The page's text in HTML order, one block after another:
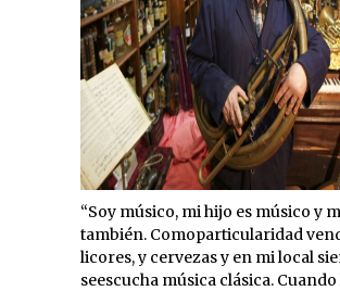
“Soy músico, mi hijo es músico y
también. Comoparticularidad
licores, y cervezas y en mi local
seescucha música clásica.